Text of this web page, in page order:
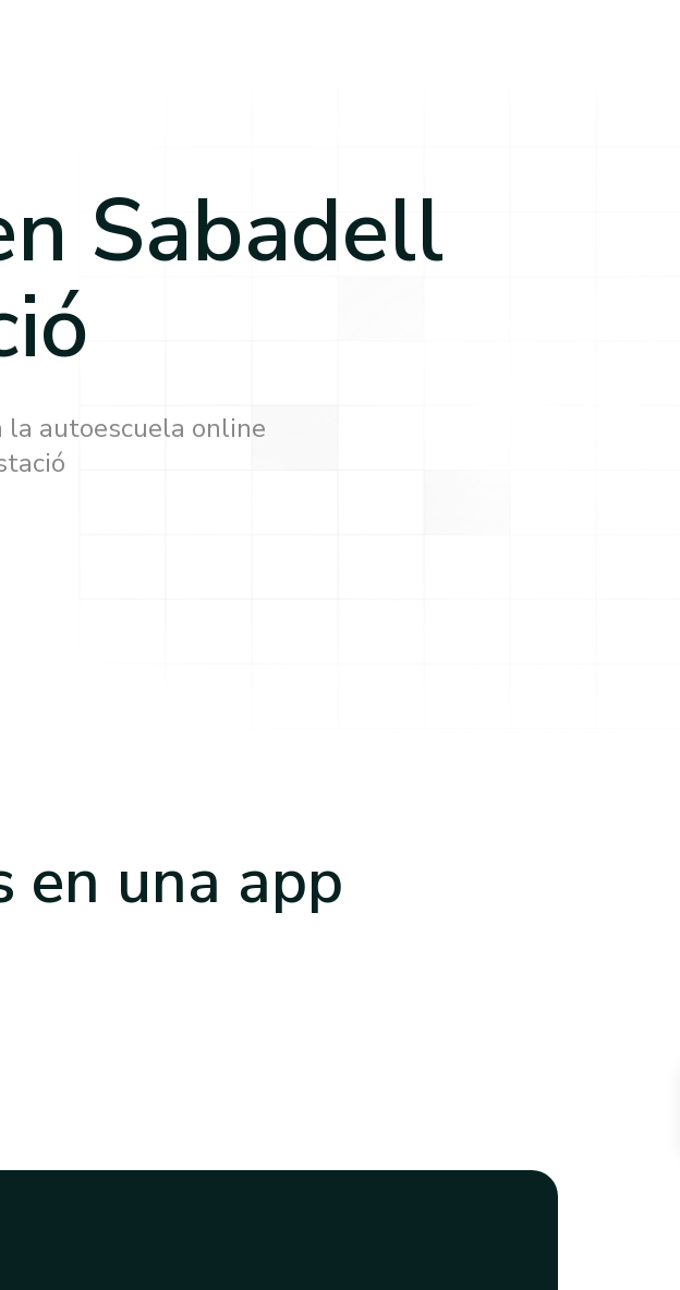
Sabadell
la autoescuela online
en una app